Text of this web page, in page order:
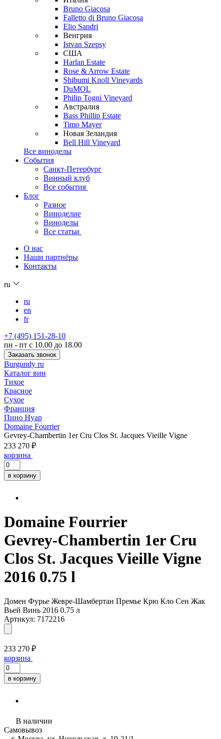
Bruno Giacosa
Falletto di Bruno Giacosa
Elio Sandri
Венгрия
Istvan Szepsy
США
Harlan Estate
Rose & Arrow Estate
Shibumi Knoll Vineyards
DuMOL
Philip Togni Vineyard
Австралия
Bass Phillip Estate
Timo Mayer
Новая Зеландия
Bell Hill Vineyard
Все виноделы
События
Санкт-Петербург
Винный клуб
Все события
Блог
Разное
Виноделие
Виноделы
Все статьи
О нас
Наши партнёры
Контакты
ru
ru
en
fr
+7 (495) 151-28-10
пн - пт с 10.00 до 18.00
Заказать звонок
Burgundy ru
Каталог вин
Тихое
Красное
Сухое
Франция
Пино Нуар
Domaine Fourrier
Gevrey-Chambertin 1er Cru Clos St. Jacques Vieille Vigne
233 270 ₽
корзина
в корзину
Domaine Fourrier
Gevrey-Chambertin 1er Cru
Clos St. Jacques Vieille Vigne
2016 0.75 l
Домен Фурье Жевре-Шамбертан Премье Крю Кло Сен Жак
Вьей Винь 2016 0.75 л
Артикул: 7172216
233 270 ₽
корзина
в корзину
В наличии
Самовывоз